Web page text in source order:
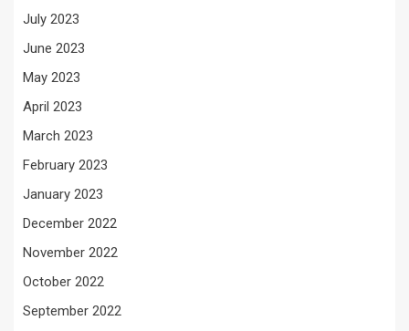
July 2023
June 2023
May 2023
April 2023
March 2023
February 2023
January 2023
December 2022
November 2022
October 2022
September 2022